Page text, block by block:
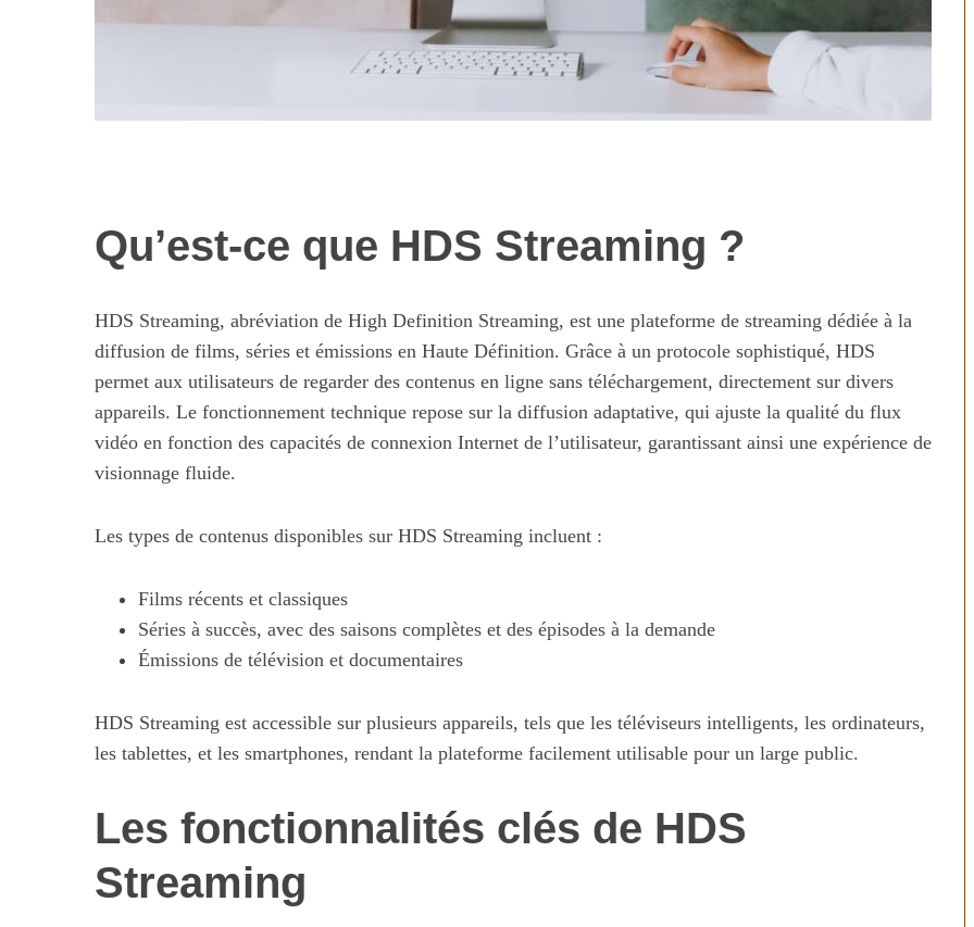
Qu’est-ce que HDS Streaming ?
HDS Streaming, abréviation de High Definition Streaming, est une plateforme de streaming dédiée à la
diffusion de films, séries et émissions en Haute Définition. Grâce à un protocole sophistiqué, HDS
permet aux utilisateurs de regarder des contenus en ligne sans téléchargement, directement sur divers
appareils. Le fonctionnement technique repose sur la diffusion adaptative, qui ajuste la qualité du flux
vidéo en fonction des capacités de connexion Internet de l’utilisateur, garantissant ainsi une expérience de
visionnage fluide.
Les types de contenus disponibles sur HDS Streaming incluent :
Films récents et classiques
Séries à succès, avec des saisons complètes et des épisodes à la demande
Émissions de télévision et documentaires
HDS Streaming est accessible sur plusieurs appareils, tels que les téléviseurs intelligents, les ordinateurs,
les tablettes, et les smartphones, rendant la plateforme facilement utilisable pour un large public.
Les fonctionnalités clés de HDS
Streaming
Les nouvelles technologies
Aliments ultra-transformés
2026 : les vrais risques pour